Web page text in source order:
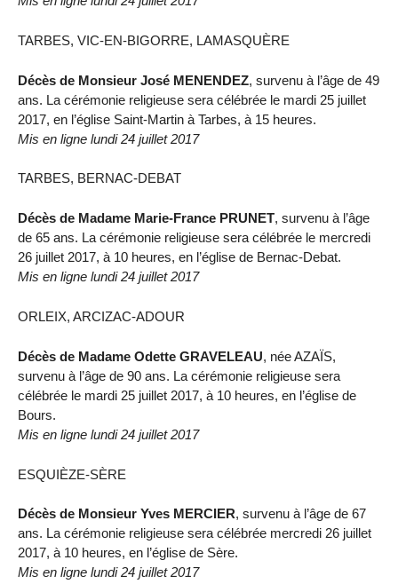
TARBES, VIC-EN-BIGORRE, LAMASQUÈRE
Décès de Monsieur José MENENDEZ, survenu à l’âge de 49
ans. La cérémonie religieuse sera célébrée le mardi 25 juillet
2017, en l’église Saint-Martin à Tarbes, à 15 heures.
Mis en ligne lundi 24 juillet 2017
TARBES, BERNAC-DEBAT
Décès de Madame Marie-France PRUNET, survenu à l’âge
de 65 ans. La cérémonie religieuse sera célébrée le mercredi
26 juillet 2017, à 10 heures, en l’église de Bernac-Debat.
Mis en ligne lundi 24 juillet 2017
ORLEIX, ARCIZAC-ADOUR
Décès de Madame Odette GRAVELEAU, née AZAÏS,
survenu à l’âge de 90 ans. La cérémonie religieuse sera
célébrée le mardi 25 juillet 2017, à 10 heures, en l’église de
Bours.
Mis en ligne lundi 24 juillet 2017
ESQUIÈZE-SÈRE
Décès de Monsieur Yves MERCIER, survenu à l’âge de 67
ans. La cérémonie religieuse sera célébrée mercredi 26 juillet
2017, à 10 heures, en l’église de Sère.
Mis en ligne lundi 24 juillet 2017